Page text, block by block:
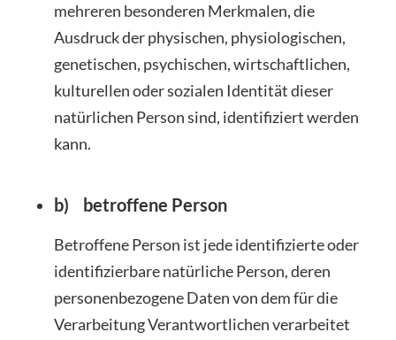
mehreren besonderen Merkmalen, die
Ausdruck der physischen, physiologischen,
genetischen, psychischen, wirtschaftlichen,
kulturellen oder sozialen Identität dieser
natürlichen Person sind, identifiziert werden
kann.
b) betroffene Person
Betroffene Person ist jede identifizierte oder
identifizierbare natürliche Person, deren
personenbezogene Daten von dem für die
Verarbeitung Verantwortlichen verarbeitet